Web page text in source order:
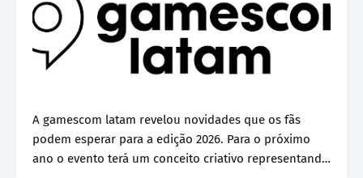
A gamescom latam revelou novidades que os fãs
podem esperar para a edição 2026. Para o próximo
ano o evento terá um conceito criativo representando